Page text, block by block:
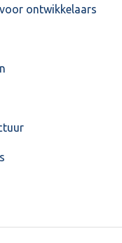
ontwikkelaars
CASH Lonen)
2025